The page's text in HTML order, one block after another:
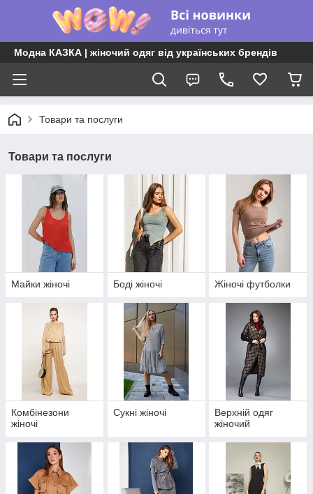
Модна КАЗКА | жіночий одяг від українських брендів
Товари та послуги
Товари та послуги
Майки жіночі Боді жіночі Жіночі футболки
Комбінезони
жіночі
Сукні жіночі
Верхній одяг
жіночий